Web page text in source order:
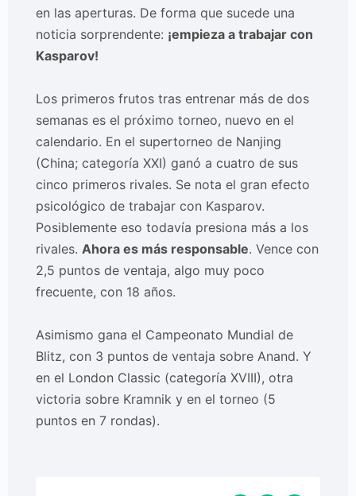
en las aperturas. De forma que sucede una
noticia sorprendente: ¡empieza a trabajar con
Kasparov!
Los primeros frutos tras entrenar más de dos
semanas es el próximo torneo, nuevo en el
calendario. En el supertorneo de Nanjing
(China; categoría XXI) ganó a cuatro de sus
cinco primeros rivales. Se nota el gran efecto
psicológico de trabajar con Kasparov.
Posiblemente eso todavía presiona más a los
rivales. Ahora es más responsable. Vence con
2,5 puntos de ventaja, algo muy poco
frecuente, con 18 años.
Asimismo gana el Campeonato Mundial de
Blitz, con 3 puntos de ventaja sobre Anand. Y
en el London Classic (categoría XVIII), otra
victoria sobre Kramnik y en el torneo (5
puntos en 7 rondas).